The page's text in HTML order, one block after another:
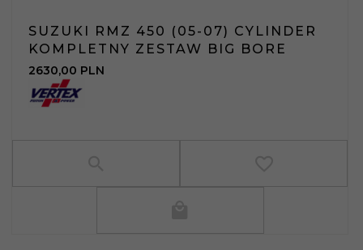
SUZUKI RMZ 450 (05-07) CYLINDER
KOMPLETNY ZESTAW BIG BORE
2630,00 PLN